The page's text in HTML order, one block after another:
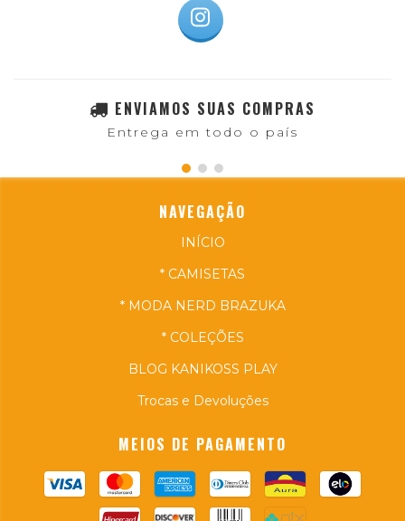
ENVIAMOS SUAS COMPRAS
Entrega em todo o país
NAVEGAÇÃO
INÍCIO
* CAMISETAS
* MODA NERD BRAZUKA
* COLEÇÕES
BLOG KANIKOSS PLAY
Trocas e Devoluções
MEIOS DE PAGAMENTO